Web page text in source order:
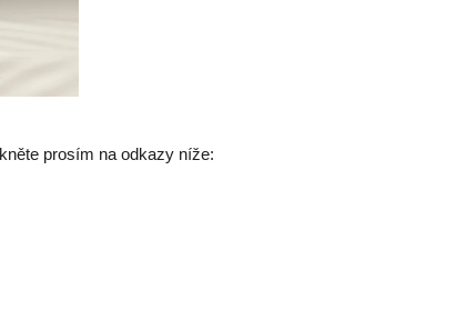
prosím na odkazy níže: